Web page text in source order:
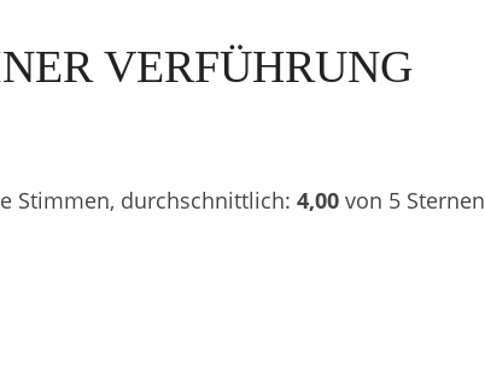
VERFÜHRUNG
Stimmen, durchschnittlich: 4,00von 5 Sternen